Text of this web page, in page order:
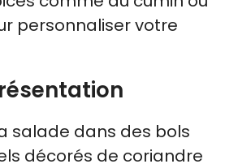
personnaliser votre
salade dans des bols
décorés de coriandre